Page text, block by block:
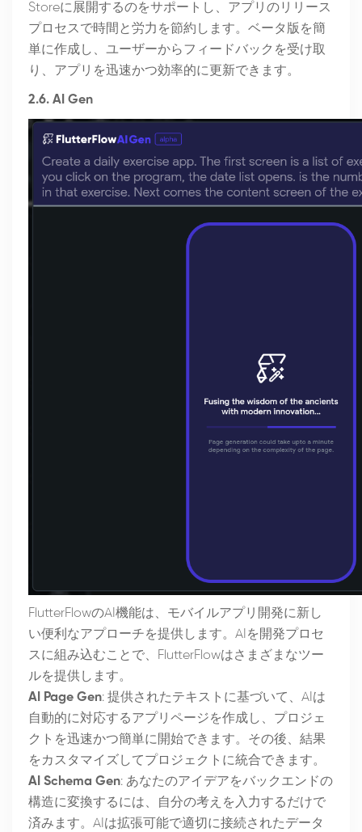
Storeに展開するのをサポートし、アプリのリリース
プロセスで時間と労力を節約します。ベータ版を簡
単に作成し、ユーザーからフィードバックを受け取
り、アプリを迅速かつ効率的に更新できます。
2.6. AI Gen
FlutterFlowのAI機能は、モバイルアプリ開発に新し
い便利なアプローチを提供します。AIを開発プロセ
スに組み込むことで、FlutterFlowはさまざまなツー
ルを提供します。
AI Page Gen: 提供されたテキストに基づいて、AIは
自動的に対応するアプリページを作成し、プロジェ
クトを迅速かつ簡単に開始できます。その後、結果
をカスタマイズしてプロジェクトに統合できます。
AI Schema Gen: あなたのアイデアをバックエンドの
構造に変換するには、自分の考えを入力するだけで
済みます。AIは拡張可能で適切に接続されたデータ